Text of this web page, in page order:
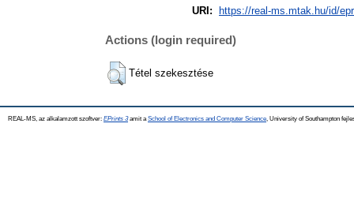
URI:
https://real-ms.mtak.hu/id/
Actions (login required)
Tétel szekesztése
REAL-MS, az alkalamzott szoftver: EPrints 3amit a School of Electronics and Computer Science , University of Southampton